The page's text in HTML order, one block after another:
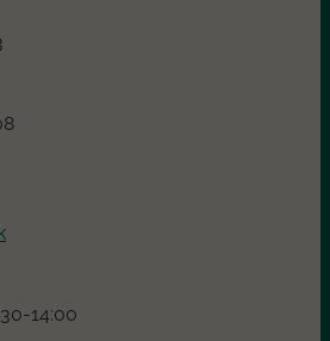
14:00